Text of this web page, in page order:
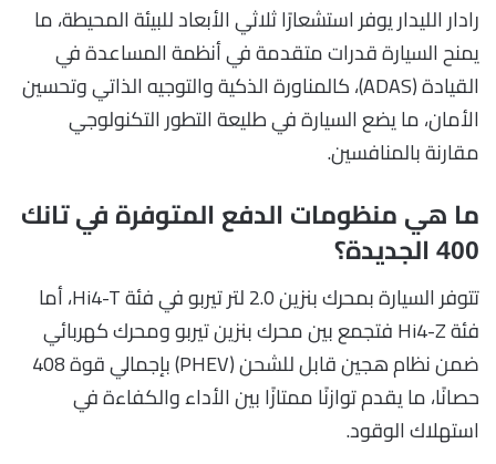
رادار الليدار يوفر استشعارًا ثلاثي الأبعاد للبيئة المحيطة، ما
يمنح السيارة قدرات متقدمة في أنظمة المساعدة في
القيادة (ADAS)، كالمناورة الذكية والتوجيه الذاتي وتحسين
الأمان، ما يضع السيارة في طليعة التطور التكنولوجي
مقارنة بالمنافسين.
ما هي منظومات الدفع المتوفرة في تانك
400 الجديدة؟
تتوفر السيارة بمحرك بنزين 2.0 لتر تيربو في فئة Hi4-T، أما
فئة Hi4-Z فتجمع بين محرك بنزين تيربو ومحرك كهربائي
ضمن نظام هجين قابل للشحن (PHEV) بإجمالي قوة 408
حصانًا، ما يقدم توازنًا ممتازًا بين الأداء والكفاءة في
استهلاك الوقود.